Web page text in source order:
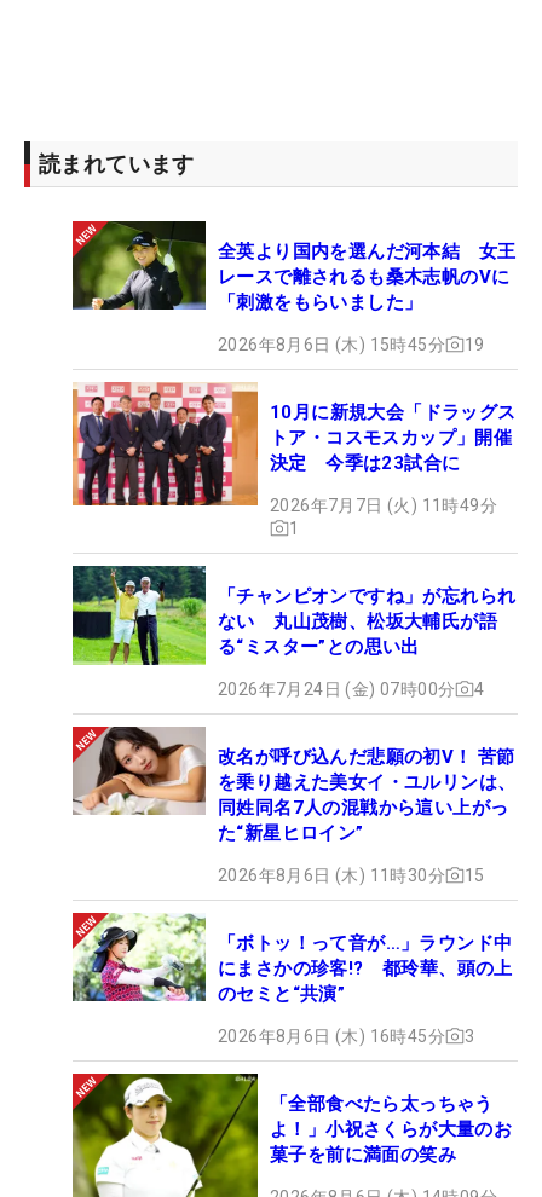
読まれています
全英より国内を選んだ河本結 女王
レースで離されるも桑木志帆のVに
「刺激をもらいました」
2026年8月6日 (木) 15時45分 19
10月に新規大会「ドラッグス
トア・コスモスカップ」開催
決定 今季は23試合に
2026年7月7日 (火) 11時49分
1
「チャンピオンですね」が忘れられ
ない 丸山茂樹、松坂大輔氏が語
る“ミスター”との思い出
2026年7月24日 (金) 07時00分 4
改名が呼び込んだ悲願の初V！ 苦節
を乗り越えた美女イ・ユルリンは、
同姓同名7人の混戦から這い上がっ
た“新星ヒロイン”
2026年8月6日 (木) 11時30分 15
「ボトッ！って音が…」ラウンド中
にまさかの珍客!? 都玲華、頭の上
のセミと“共演”
2026年8月6日 (木) 16時45分 3
「全部食べたら太っちゃう
よ！」小祝さくらが大量のお
菓子を前に満面の笑み